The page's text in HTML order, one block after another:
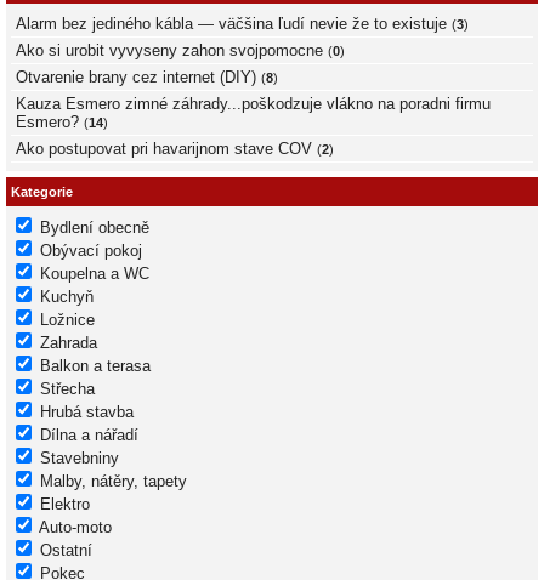
Alarm bez jediného kábla — väčšina ľudí nevie že to existuje (3)
Ako si urobit vyvyseny zahon svojpomocne (0)
Otvarenie brany cez internet (DIY) (8)
Kauza Esmero zimné záhrady...poškodzuje vlákno na poradni firmu
Esmero? (14)
Ako postupovat pri havarijnom stave COV (2)
Kategorie
Bydlení obecně
Obývací pokoj
Koupelna a WC
Kuchyň
Ložnice
Zahrada
Balkon a terasa
Střecha
Hrubá stavba
Dílna a nářadí
Stavebniny
Malby, nátěry, tapety
Elektro
Auto-moto
Ostatní
Pokec